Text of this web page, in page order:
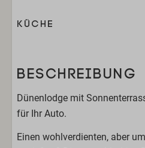
Küche
Geschirrspüler
Kühlschrank
Mikrowellenherd
Wasserkocher
BESCHREIBUNG
Dünenlodge mit
für Ihr Auto.
Einen wohlverdienten, aber